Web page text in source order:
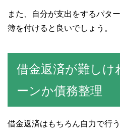
また、自分が支出をするパタ
簿を付けると良いでしょう。
借金返済が難しけ
ーンか債務整理
借金返済はもちろん自力で行